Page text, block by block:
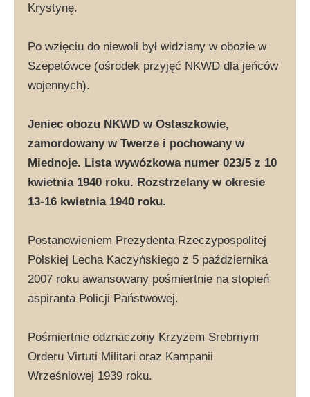
Krystynę.
Po wzięciu do niewoli był widziany w obozie w
Szepetówce (ośrodek przyjęć NKWD dla jeńców
wojennych).
Jeniec obozu NKWD w Ostaszkowie,
zamordowany w Twerze i pochowany w
Miednoje. Lista wywózkowa numer 023/5 z 10
kwietnia 1940 roku. Rozstrzelany w okresie
13-16 kwietnia 1940 roku.
Postanowieniem Prezydenta Rzeczypospolitej
Polskiej Lecha Kaczyńskiego z 5 października
2007 roku awansowany pośmiertnie na stopień
aspiranta Policji Państwowej.
Pośmiertnie odznaczony Krzyżem Srebrnym
Orderu Virtuti Militari oraz Kampanii
Wrześniowej 1939 roku.